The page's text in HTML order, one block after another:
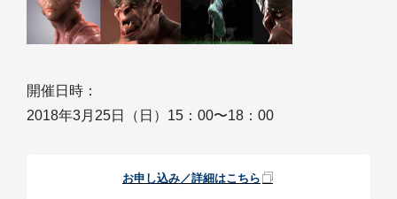
開催日時：
2018年3月25日（日）15：00〜18：00
お申し込み／詳細はこちら